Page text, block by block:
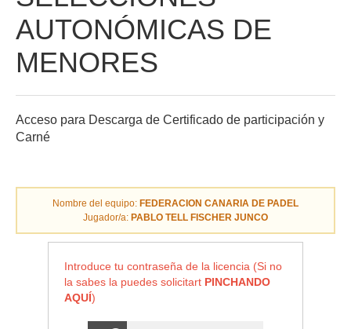
AUTONÓMICAS DE
MENORES
Acceso para Descarga de Certificado de participación y
Carné
Nombre del equipo: FEDERACION CANARIA DE PADEL
Jugador/a: PABLO TELL FISCHER JUNCO
Introduce tu contraseña de la licencia (Si no
la sabes la puedes solicitart PINCHANDO
AQUÍ)